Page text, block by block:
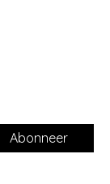
Abonneer